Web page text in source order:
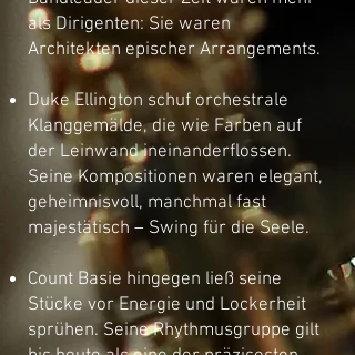
als Dirigenten: Sie waren
Architekten epischer Arrangements.
Duke Ellington schuf orchestrale
Klanggemälde, die wie Farben auf
der Leinwand ineinanderflossen.
Seine Kompositionen waren elegant,
geheimnisvoll, manchmal fast
majestätisch – Swing für die Seele.
Count Basie hingegen ließ seine
Stücke vor Energie und Lockerheit
sprühen. Seine Rhythmusgruppe gilt